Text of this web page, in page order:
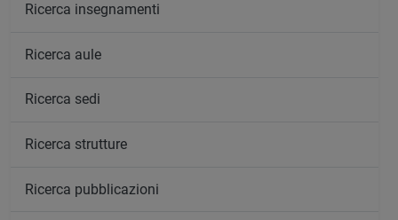
Ricerca insegnamenti
Ricerca aule
Ricerca sedi
Ricerca strutture
Ricerca pubblicazioni